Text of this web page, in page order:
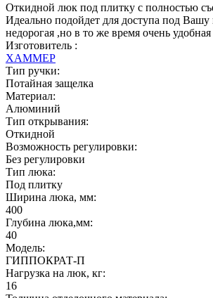
Откидной люк под плитку с полностью
Идеально подойдет для доступа под
недорогая ,но в то же время очень
Изготовитель :
ХАММЕР
Тип ручки:
Потайная защелка
Материал:
Алюминий
Тип открывания:
Откидной
Возможность регулировки:
Без регулировки
Тип люка:
Под плитку
Ширина люка, мм:
400
Глубина люка,мм:
40
Модель:
ГИППОКРАТ-П
Нагрузка на люк, кг:
16